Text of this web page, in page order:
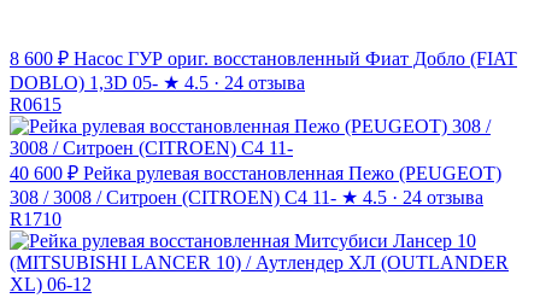
8 600 ₽ Насос ГУР ориг. восстановленный Фиат Добло (FIAT
DOBLO) 1,3D 05- ★ 4.5 · 24 отзыва
R0615
40 600 ₽ Рейка рулевая восстановленная Пежо (PEUGEOT)
308 / 3008 / Ситроен (CITROEN) C4 11- ★ 4.5 · 24 отзыва
R1710